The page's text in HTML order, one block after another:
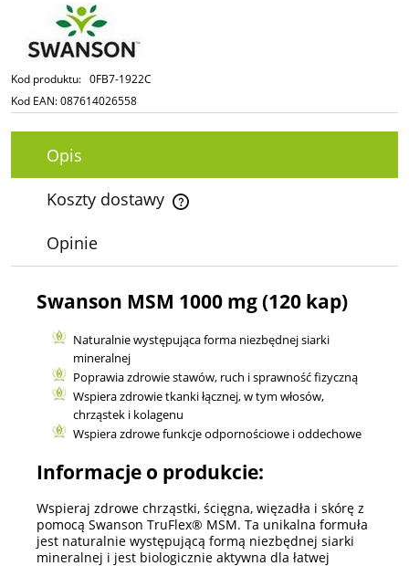
Kod produktu: 0FB7-1922C
Kod EAN:087614026558
Opis
Koszty dostawy
Cena nie zawiera ewentualnych kosztów płatności
Opinie
Swanson MSM 1000 mg (120 kap)
Naturalnie występująca forma niezbędnej siarki
mineralnej
Poprawia zdrowie stawów, ruch i sprawność fizyczną
Wspiera zdrowie tkanki łącznej, w tym włosów,
chrząstek i kolagenu
Wspiera zdrowe funkcje odpornościowe i oddechowe
Informacje o produkcie:
Wspieraj zdrowe chrząstki, ścięgna, więzadła i skórę z
pomocą Swanson TruFlex® MSM. Ta unikalna formuła
jest naturalnie występującą formą niezbędnej siarki
mineralnej i jest biologicznie aktywna dla łatwej